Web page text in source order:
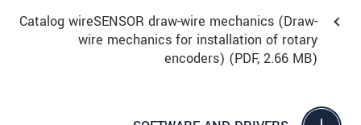
Catalog wireSENSOR draw-wire mechanics (Draw-
wire mechanics for installation of rotary
encoders) (PDF, 2.66 MB)